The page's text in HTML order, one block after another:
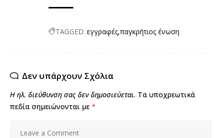
TAGGED: εγγραφές παγκρήτιος ένωση
Δεν υπάρχουν Σχόλια
Η ηλ. διεύθυνση σας δεν δημοσιεύεται. Τα υποχρεωτικά
πεδία σημειώνονται με *